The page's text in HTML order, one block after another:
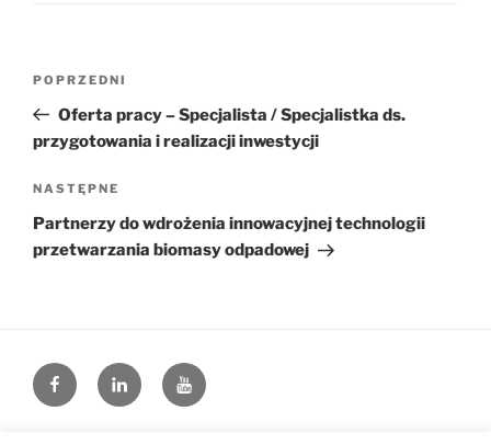
Poprzedni
wpis
POPRZEDNI
Oferta pracy – Specjalista / Specjalistka ds.
przygotowania i realizacji inwestycji
Następny
wpis
NASTĘPNE
Partnerzy do wdrożenia innowacyjnej technologii
przetwarzania biomasy odpadowej
facebook.com
linkedin.comyoutube.com